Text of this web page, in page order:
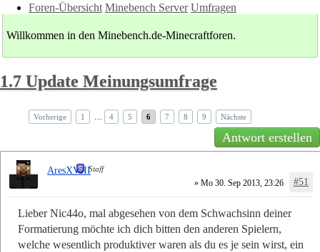
Foren-Übersicht Minebench Server Umfragen
Willkommen in den Minebench.de-Minecraftforen.
1.7 Update Meinungsumfrage
Vorherige 1 4 5 6 7 8 9 Nächste
Antwort erstellen
» Mo 30. Sep 2013, 23:26 #51
Lieber Nic44o, mal abgesehen von dem Schwachsinn deiner
Formatierung möchte ich dich bitten den anderen Spielern,
welche wesentlich produktiver waren als du es je sein wirst, ein
AresXVIIIStaff